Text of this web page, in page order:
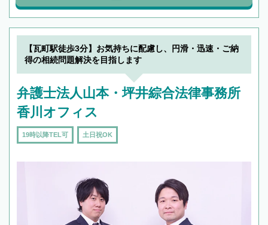
【瓦町駅徒歩3分】お気持ちに配慮し、円滑・迅速・ご納
得の相続問題解決を目指します
弁護士法人山本・坪井綜合法律事務所
香川オフィス
19時以降TEL可 土日祝OK